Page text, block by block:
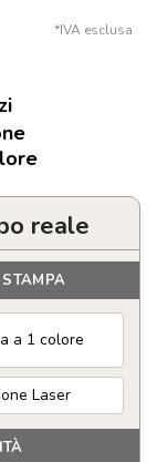
*IVA esclusa
reale
a 1 colore
Laser